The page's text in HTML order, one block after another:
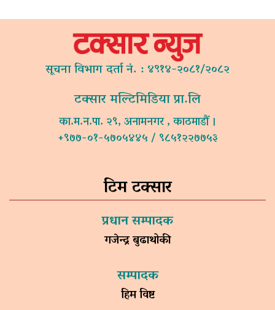
सूचना विभाग दर्ता नं. : ४९१४-२०८१/२०८२
टक्सार मल्टिमिडिया प्रा.लि
का.म.न.पा. २९, अनामनगर , काठमाडौं ।
+९७७-०१-५७०५४४५ / ९८५१२२७७५३
टिम टक्सार
प्रधान सम्पादक
गजेन्द्र बुढाथोकी
सम्पादक
हिम विष्ट